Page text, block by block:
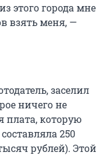
этого города мне
взять меня, —
заселил
ничего не
плата, которую
250
рублей). Этой